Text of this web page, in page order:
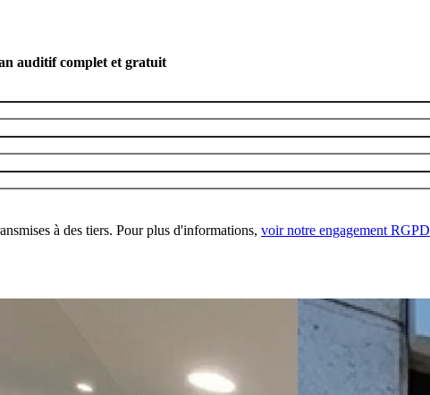
auditif complet et gratuit
à des tiers. Pour plus d'informations, voir notre engagement RGPD